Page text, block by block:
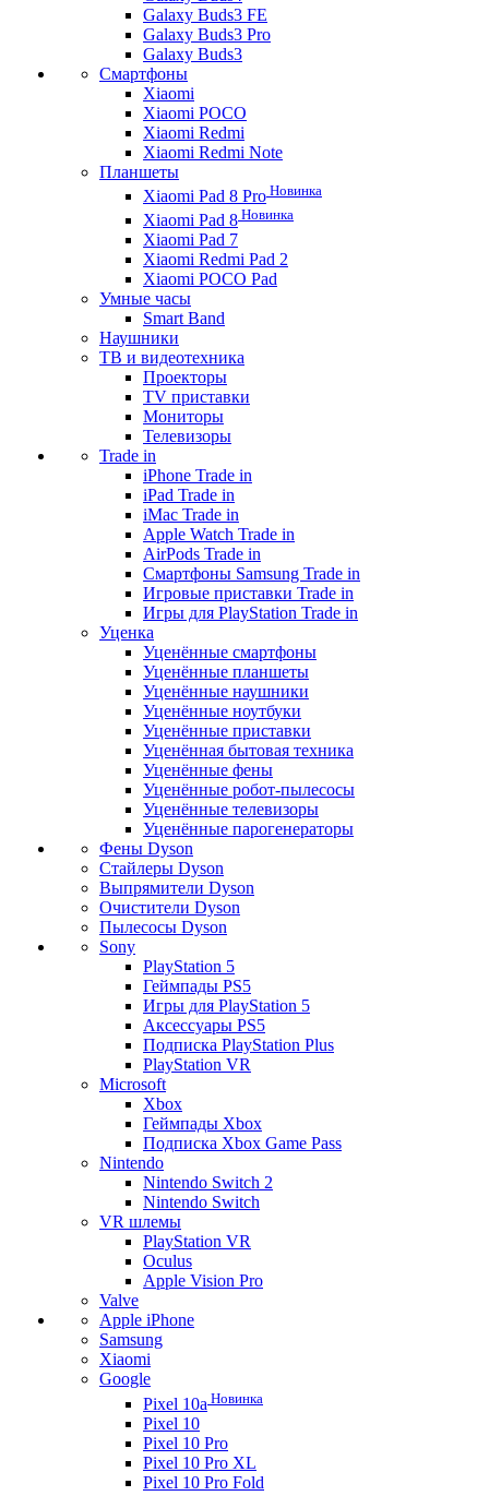
Galaxy Buds3 FE
Galaxy Buds3 Pro
Galaxy Buds3
Смартфоны
Xiaomi
Xiaomi POCO
Xiaomi Redmi
Xiaomi Redmi Note
Планшеты
Xiaomi Pad 8 Pro Новинка
Xiaomi Pad 8 Новинка
Xiaomi Pad 7
Xiaomi Redmi Pad 2
Xiaomi POCO Pad
Умные часы
Smart Band
Наушники
ТВ и видеотехника
Проекторы
TV приставки
Мониторы
Телевизоры
Trade in
iPhone Trade in
iPad Trade in
iMac Trade in
Apple Watch Trade in
AirPods Trade in
Смартфоны Samsung Trade in
Игровые приставки Trade in
Игры для PlayStation Trade in
Уценка
Уценённые смартфоны
Уценённые планшеты
Уценённые наушники
Уценённые ноутбуки
Уценённые приставки
Уценённая бытовая техника
Уценённые фены
Уценённые робот-пылесосы
Уценённые телевизоры
Уценённые парогенераторы
Фены Dyson
Стайлеры Dyson
Выпрямители Dyson
Очистители Dyson
Пылесосы Dyson
Sony
PlayStation 5
Геймпады PS5
Игры для PlayStation 5
Аксессуары PS5
Подписка PlayStation Plus
PlayStation VR
Microsoft
Xbox
Геймпады Xbox
Подписка Xbox Game Pass
Nintendo
Nintendo Switch 2
Nintendo Switch
VR шлемы
PlayStation VR
Oculus
Apple Vision Pro
Valve
Apple iPhone
Samsung
Xiaomi
Google
Pixel 10a Новинка
Pixel 10
Pixel 10 Pro
Pixel 10 Pro XL
Pixel 10 Pro Fold